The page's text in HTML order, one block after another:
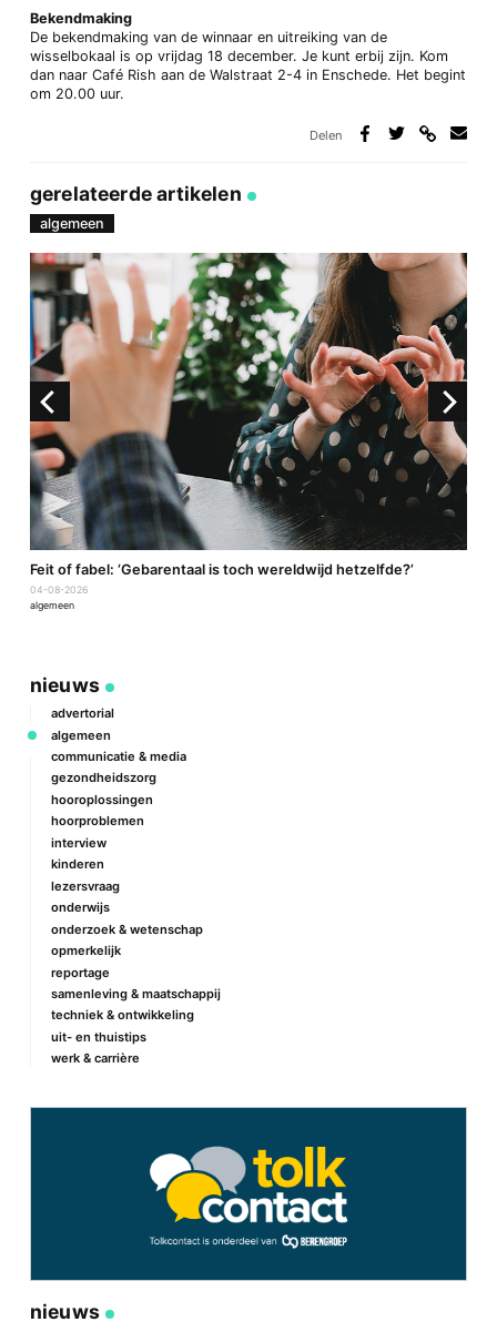
Bekendmaking
De bekendmaking van de winnaar en uitreiking van de
wisselbokaal is op vrijdag 18 december. Je kunt erbij zijn. Kom
dan naar Café Rish aan de Walstraat 2-4 in Enschede. Het begint
om 20.00 uur.
Delen
gerelateerde artikelen
algemeen
Feit of fabel: ‘Gebarentaal is toch wereldwijd hetzelfde?’
04-08-2026
algemeen
nieuws
advertorial
algemeen
communicatie & media
gezondheidszorg
hooroplossingen
hoorproblemen
interview
kinderen
lezersvraag
onderwijs
onderzoek & wetenschap
opmerkelijk
reportage
samenleving & maatschappij
techniek & ontwikkeling
uit- en thuistips
werk & carrière
nieuws